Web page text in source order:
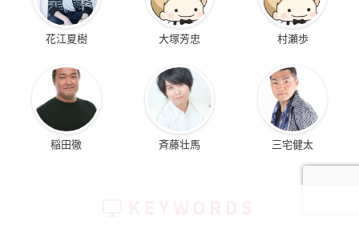
花江夏樹 大塚芳忠 村瀬歩
稲田徹 斉藤壮馬 三宅健太